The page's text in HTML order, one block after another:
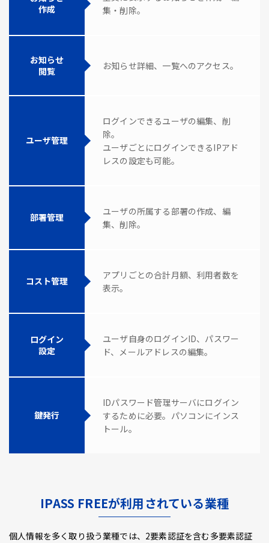
作成
集・削除。
お知らせ
閲覧
お知らせ詳細、一覧へのアクセス。
ユーザ管理
ログインできるユーザの編集、削
除。
ユーザごとにログインできるIPアド
レスの設定も可能。
部署管理
ユーザの所属する部署の作成、編
集、削除。
コスト管理
アプリごとの合計月額、利用者数を
表示。
ログイン
設定
ユーザ自身のログインID、パスワー
ド、メールアドレスの編集。
鍵発行
IDパスワード管理サーバにログイン
するために必要。パソコンにインス
トール。
IPASS FREEが利用されている業種
個人情報を多く取り扱う業種では、2要素認証を含む多要素認証